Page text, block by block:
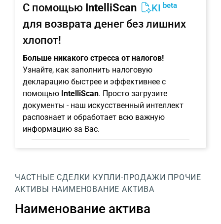
С помощью IntelliScan KI beta
для возврата денег без лишних
хлопот!
Больше никакого стресса от налогов!
Узнайте, как заполнить налоговую
декларацию быстрее и эффективнее с
помощью IntelliScan. Просто загрузите
документы - наш искусственный интеллект
распознает и обработает всю важную
информацию за Вас.
ЧАСТНЫЕ СДЕЛКИ КУПЛИ-ПРОДАЖИ ПРОЧИЕ
АКТИВЫ НАИМЕНОВАНИЕ АКТИВА
Наименование актива